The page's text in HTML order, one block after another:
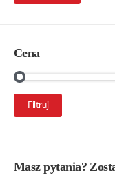
Cena
Cena
min.
Cena
maks.
Filtruj
Masz pytania?